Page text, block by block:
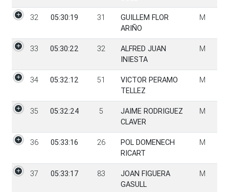
32 05:30:19 31
GUILLEM FLOR
ARIÑO
M
33 05:30:22 32
ALFRED JUAN
INIESTA
M
34 05:32:12 51
VICTOR PERAMO
TELLEZ
M
35 05:32:24 5
JAIME RODRIGUEZ
CLAVER
M
36 05:33:16 26
POL DOMENECH
RICART
M
37 05:33:17 83
JOAN FIGUERA
GASULL
M